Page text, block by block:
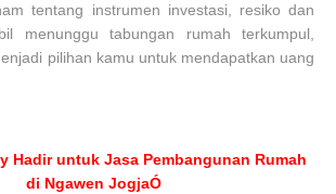
tentang instrumen investasi, resiko dan
menunggu tabungan rumah terkumpul,
pilihan kamu untuk mendapatkan uang
Hadir untuk Jasa Pembangunan Rumah
di Ngawen JogjaÓ